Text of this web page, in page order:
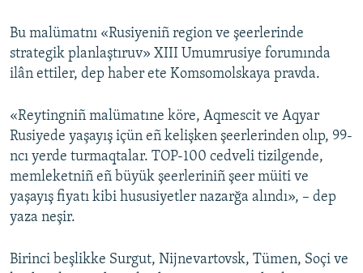
BLOGLAR
FİKİR
Українською
QOŞULIÑIZ!
RFE/RS bütün saytları
Bu malümatnı «Rusiyeniñ region ve şeerlerinde
strategik planlaştıruv» XIII Umumrusiye forumında
ilân ettiler, dep haber ete Komsomolskaya pravda.
«Reytingniñ malümatıne köre, Aqmescit ve Aqyar
Rusiyede yaşayış içün eñ kelişken şeerlerinden olıp, 99-
ncı yerde turmaqtalar. TOP-100 cedveli tizilgende,
memleketniñ eñ büyük şeerleriniñ şeer müiti ve
yaşayış fiyatı kibi hususiyetler nazarğa alındı», – dep
yaza neşir.
Birinci beşlikke Surgut, Nijnevartovsk, Tümen, Soçi ve